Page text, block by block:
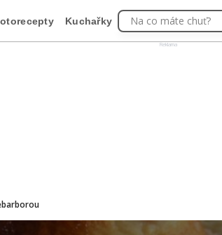
Reklama
Kuchařky Na co máte chuť?